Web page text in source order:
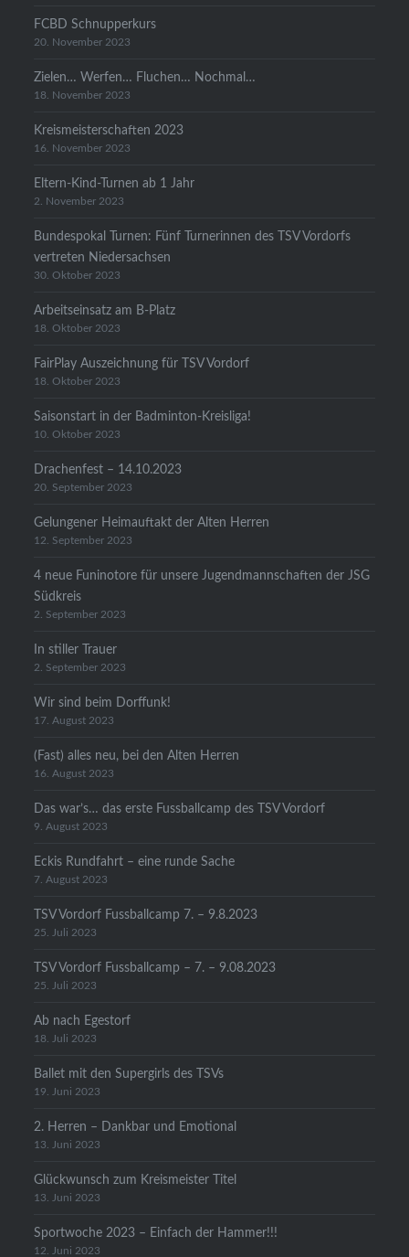
FCBD Schnupperkurs
20. November 2023
Zielen… Werfen… Fluchen… Nochmal…
18. November 2023
Kreismeisterschaften 2023
16. November 2023
Eltern-Kind-Turnen ab 1 Jahr
2. November 2023
Bundespokal Turnen: Fünf Turnerinnen des TSV Vordorfs
vertreten Niedersachsen
30. Oktober 2023
Arbeitseinsatz am B-Platz
18. Oktober 2023
FairPlay Auszeichnung für TSV Vordorf
18. Oktober 2023
Saisonstart in der Badminton-Kreisliga!
10. Oktober 2023
Drachenfest – 14.10.2023
20. September 2023
Gelungener Heimauftakt der Alten Herren
12. September 2023
4 neue Funinotore für unsere Jugendmannschaften der JSG
Südkreis
2. September 2023
In stiller Trauer
2. September 2023
Wir sind beim Dorffunk!
17. August 2023
(Fast) alles neu, bei den Alten Herren
16. August 2023
Das war’s… das erste Fussballcamp des TSV Vordorf
9. August 2023
Eckis Rundfahrt – eine runde Sache
7. August 2023
TSV Vordorf Fussballcamp 7. – 9.8.2023
25. Juli 2023
TSV Vordorf Fussballcamp – 7. – 9.08.2023
25. Juli 2023
Ab nach Egestorf
18. Juli 2023
Ballet mit den Supergirls des TSVs
19. Juni 2023
2. Herren – Dankbar und Emotional
13. Juni 2023
Glückwunsch zum Kreismeister Titel
13. Juni 2023
Sportwoche 2023 – Einfach der Hammer!!!
12. Juni 2023